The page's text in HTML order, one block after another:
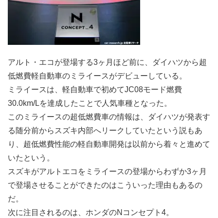
アルト・エコが登場する3ヶ月ほど前に、ダイハツから超
低燃費軽自動車のミライースがデビューしている。
ミライースは、軽自動車で初めてJC08モード燃費
30.0km/Lを達成したことで人気車種となった。
このミライースの超低燃費車の情報は、ダイハツが発表す
る随分前からスズキ内部へリークしていたという説もあ
り、超低燃費性能の軽自動車開発は以前から着々と進めて
いたという。
スズキがアルトエコをミライースの登場からわずか3ヶ月
で登場させることができたのはこういった理由もあるの
だ。
次に注目されるのは、ホンダのNコンセプト4。